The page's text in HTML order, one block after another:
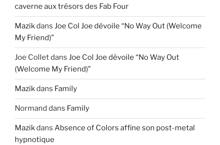
caverne aux trésors des Fab Four
Mazikdans Joe Col Joe dévoile “No Way Out (Welcome
My Friend)”
Joe Colletdans Joe Col Joe dévoile “No Way Out
(Welcome My Friend)”
Mazikdans Family
Normand dans Family
Mazikdans Absence of Colors affine son post-metal
hypnotique